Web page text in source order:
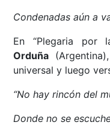
Condenadas aún a
En “Plegaria por
Orduña
universal y luego
“No hay rincón del
Donde no se